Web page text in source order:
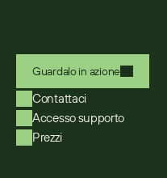
Guardalo in azione
Contattaci
Accesso supporto
Prezzi